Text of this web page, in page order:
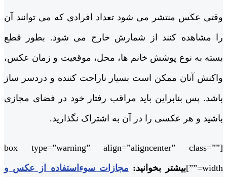
وقتی عکس منتشر می شود تعداد افرادی که می توانند آن
را مشاهده کنند از شمارش خارج می شود. بطور قطع
بسته به نوع پوشش خانم ها، محل، موقعیت و زمان عکس،
واکنش آنان ممکن است بسیار ناراحت کننده و دردسر ساز
باشد. پس بنابراین باید مراقب رفتار خود در فضای مجازی
باشید و هر عکسی را در آن به اشتراک نگذارید.
[box type=”warning” align=”aligncenter” class=””
width=””]
بیشتر بخوانید: مجازات سوءاستفاده از عکس و